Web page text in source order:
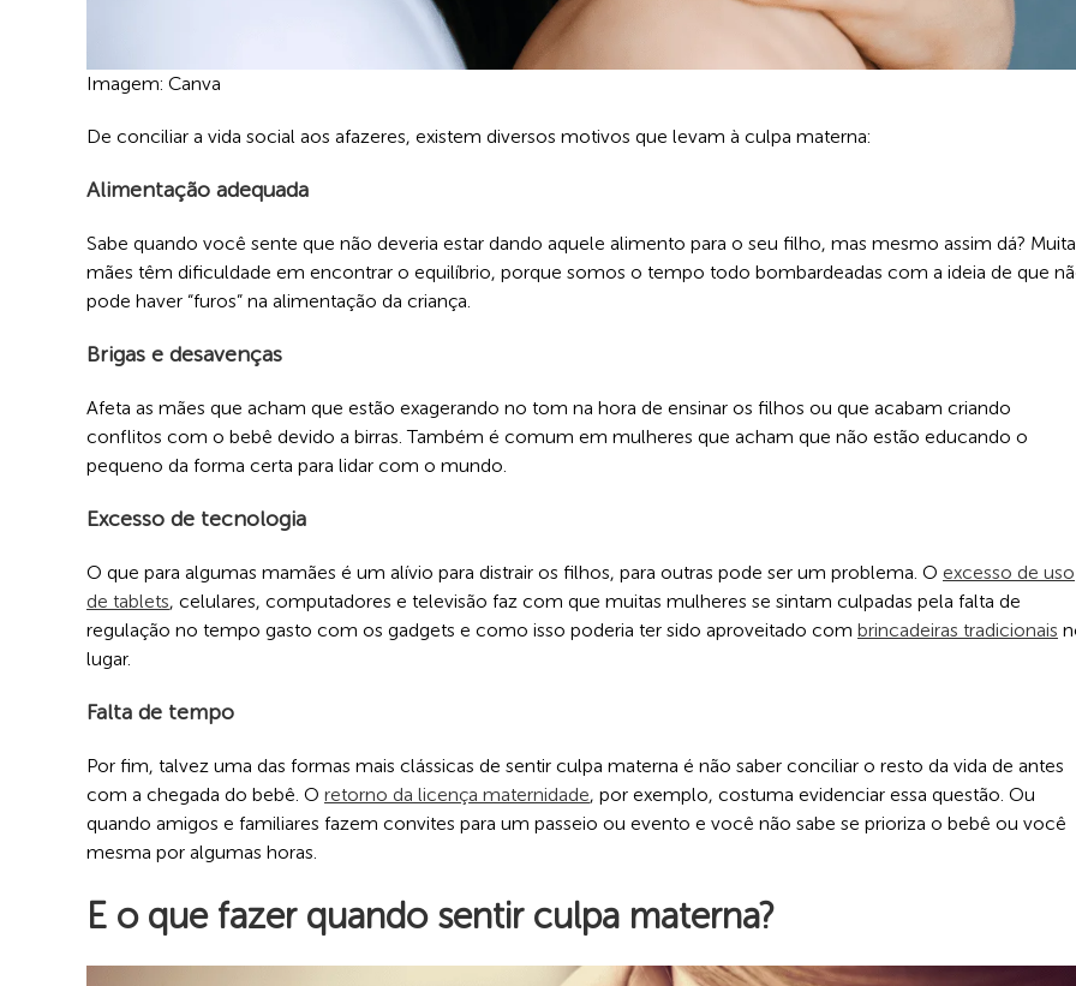
Imagem: Canva
De conciliar a vida social aos afazeres, existem diversos motivos que levam à culpa materna:
Alimentação adequada
Sabe quando você sente que não deveria estar dando aquele alimento para o seu filho, mas mesmo assim dá?
mães têm dificuldade em encontrar o equilíbrio, porque somos o tempo todo bombardeadas com a ideia de que
pode haver “furos” na alimentação da criança.
Brigas e desavenças
Afeta as mães que acham que estão exagerando no tom na hora de ensinar os filhos ou que acabam criando
conflitos com o bebê devido a birras. Também é comum em mulheres que acham que não estão educando o
pequeno da forma certa para lidar com o mundo.
Excesso de tecnologia
O que para algumas mamães é um alívio para distrair os filhos, para outras pode ser um problema. O excesso de uso
de tablets, celulares, computadores e televisão faz com que muitas mulheres se sintam culpadas pela falta de
regulação no tempo gasto com os gadgets e como isso poderia ter sido aproveitado com brincadeiras tradicionais
lugar.
Falta de tempo
Por fim, talvez uma das formas mais clássicas de sentir culpa materna é não saber conciliar o resto da vida de antes
com a chegada do bebê. O retorno da licença maternidade, por exemplo, costuma evidenciar essa questão. Ou
quando amigos e familiares fazem convites para um passeio ou evento e você não sabe se prioriza o bebê ou você
mesma por algumas horas.
E o que fazer quando sentir culpa materna?